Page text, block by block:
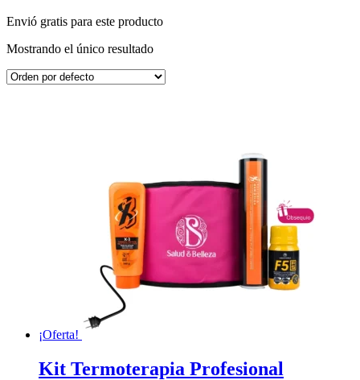
Envió gratis para este producto
Mostrando el único resultado
¡Oferta!
Kit Termoterapia Profesional